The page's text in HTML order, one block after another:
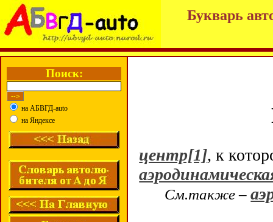
Букварь
Поиск:
на АБВГД-auto
на Яндексе
центр[1], к
См.также –